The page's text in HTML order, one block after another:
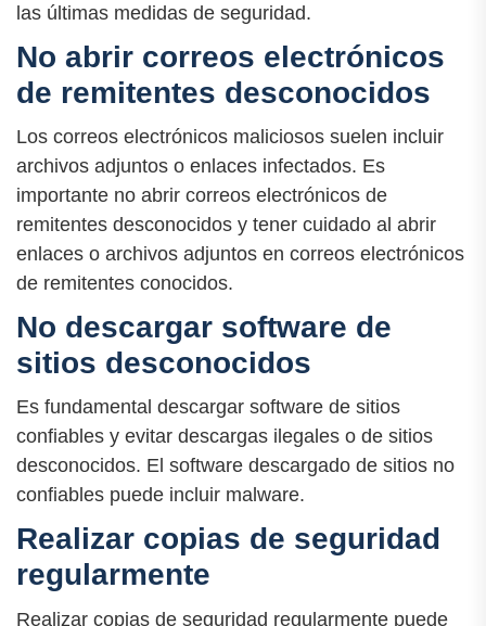
las últimas medidas de seguridad.
No abrir correos electrónicos
de remitentes desconocidos
Los correos electrónicos maliciosos suelen incluir
archivos adjuntos o enlaces infectados. Es
importante no abrir correos electrónicos de
remitentes desconocidos y tener cuidado al abrir
enlaces o archivos adjuntos en correos electrónicos
de remitentes conocidos.
No descargar software de
sitios desconocidos
Es fundamental descargar software de sitios
confiables y evitar descargas ilegales o de sitios
desconocidos. El software descargado de sitios no
confiables puede incluir malware.
Realizar copias de seguridad
regularmente
Realizar copias de seguridad regularmente puede